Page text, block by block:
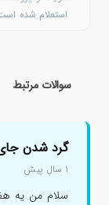
استعلام شده
سوالات مرتبط
گرد شدن
۱ سال پیش
سلام من یه